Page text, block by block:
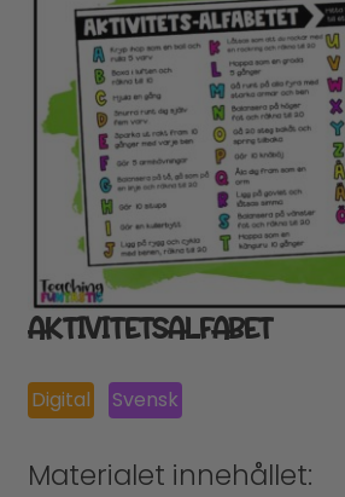
AKTIVITETSALFABET
Digital Svensk
Materialet innehållet: